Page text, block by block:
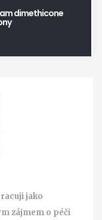
dimethicone
jako
zájmem o péči